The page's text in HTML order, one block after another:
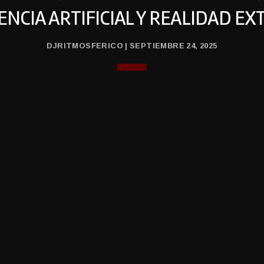
ARTIFICIAL Y REALIDAD
DJRITMOSFERICO | SEPTIEMBRE 24, 2025